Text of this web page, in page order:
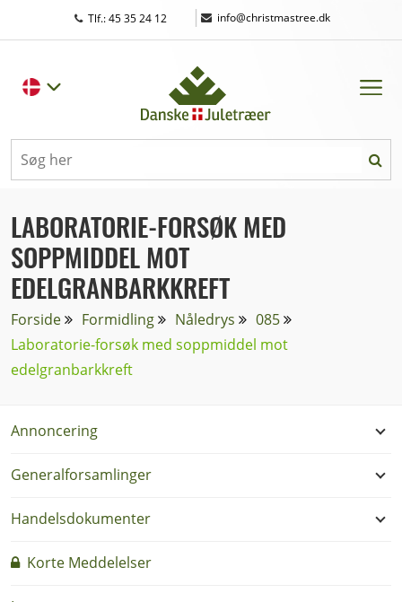
Tlf.: 45 35 24 12 | info@christmastree.dk
LABORATORIE-FORSØK MED
SOPPMIDDEL MOT
EDELGRANBARKKREFT
Forside Formidling Nåledrys
085
Laboratorie-forsøk med soppmiddel mot
edelgranbarkkreft
Annoncering
Generalforsamlinger
Handelsdokumenter
Korte Meddelelser